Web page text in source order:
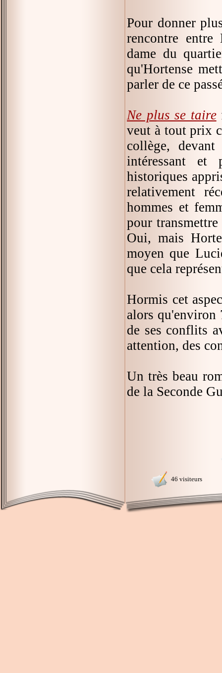
Pour donner
rencontre
dame du
qu'Hortense
parler de ce
Ne plus se taire
veut à tout prix
collège,
intéressant et
historiques
relativement
hommes et
pour
Oui, mais
moyen que
que cela
Hormis cet
alors qu'environ
de ses conflits
attention, des
Un très beau
de la Seconde
46 visiteurs